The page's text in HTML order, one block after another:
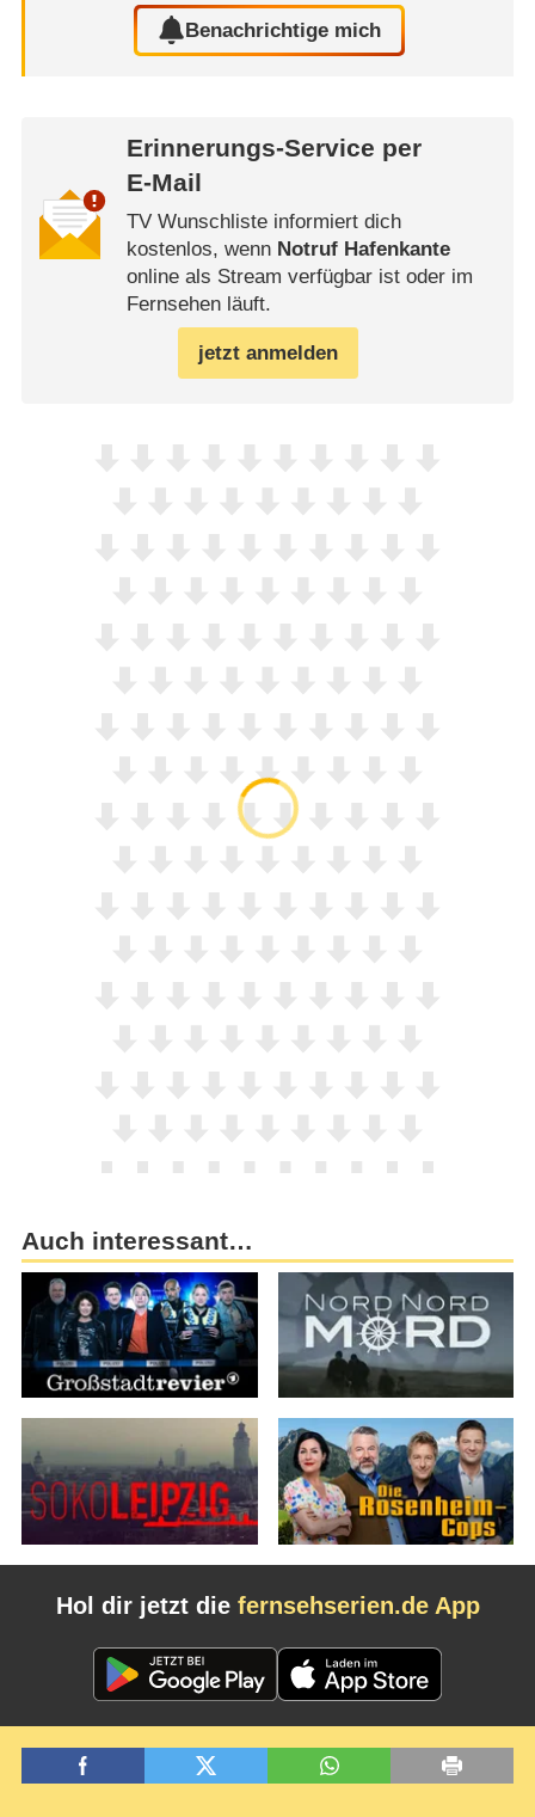
Benachrichtige mich
Erinnerungs-Service per
E-Mail
TV Wunschliste informiert dich
kostenlos, wenn Notruf Hafenkante
online als Stream verfügbar ist oder im
Fernsehen läuft.
jetzt anmelden
Auch interessant…
Hol dir jetzt die fernsehserien.de App